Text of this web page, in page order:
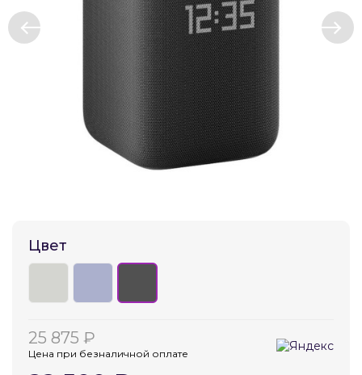
Цвет
25 875 ₽
Цена при безналичной оплате
Сегодня
25
Добавляйте товары
в корзину
Получайте товар
списываться с вашей карты